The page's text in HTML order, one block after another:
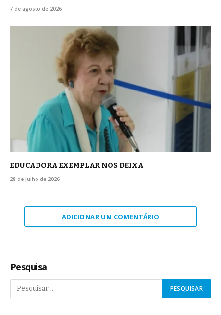
7 de agosto de 2026
EDUCADORA EXEMPLAR NOS DEIXA
28 de julho de 2026
ADICIONAR UM COMENTÁRIO
Pesquisa